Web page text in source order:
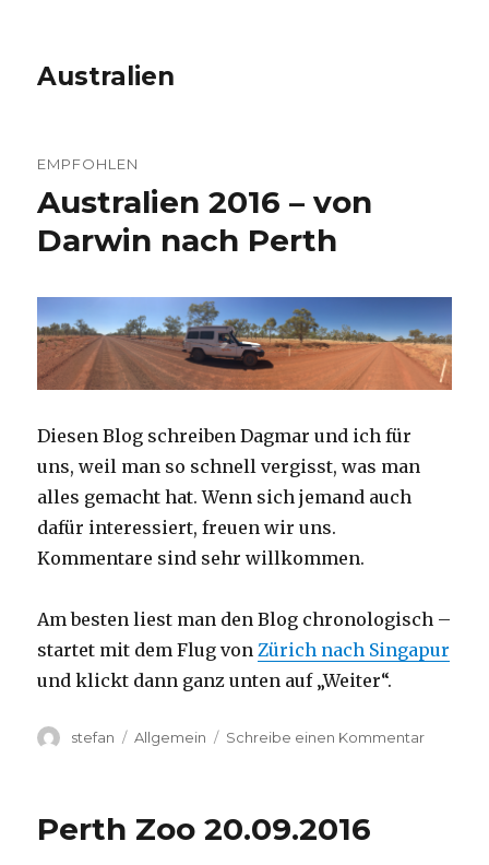
Australien
EMPFOHLEN
Australien 2016 – von
Darwin nach Perth
Diesen Blog schreiben Dagmar und ich für
uns, weil man so schnell vergisst, was man
alles gemacht hat. Wenn sich jemand auch
dafür interessiert, freuen wir uns.
Kommentare sind sehr willkommen.
Am besten liest man den Blog chronologisch –
startet mit dem Flug vonZürich nach Singapur
und klickt dann ganz unten auf „Weiter“.
Autor
stefan Kategorien
Allgemein Schreibe einen Kommentarzu
Perth Zoo 20.09.2016